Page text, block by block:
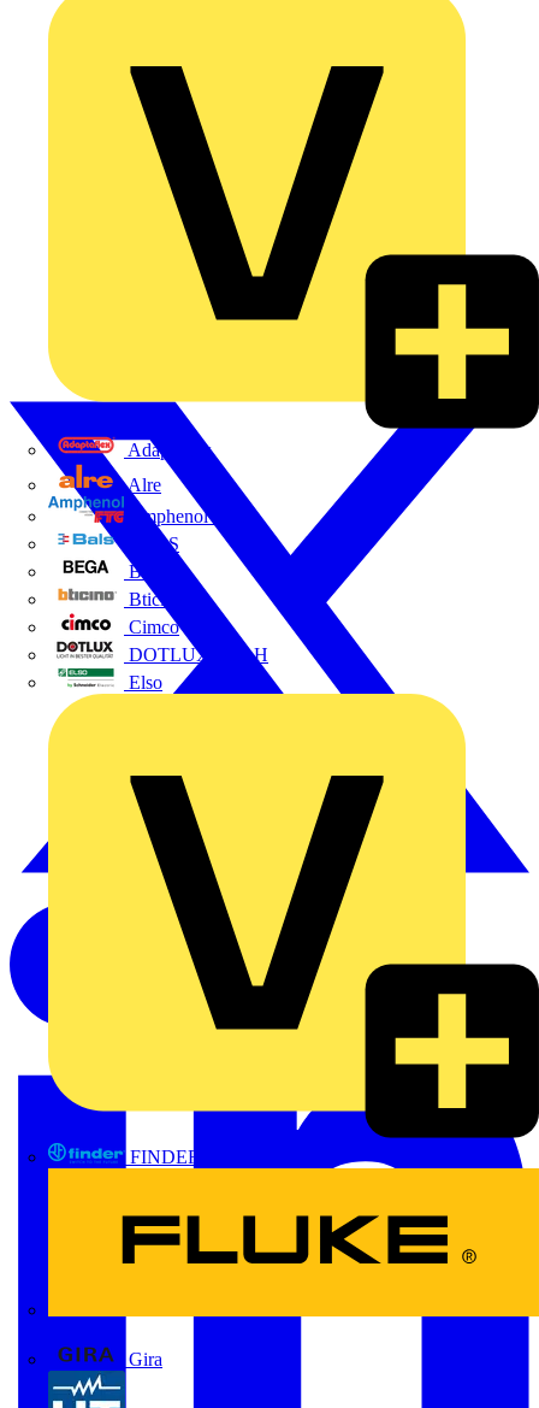
Adaptaflex
Alre
Amphenol FTG
BALS
Bega
Bticino
Cimco
DOTLUX GmbH
Elso
FINDER
Gira